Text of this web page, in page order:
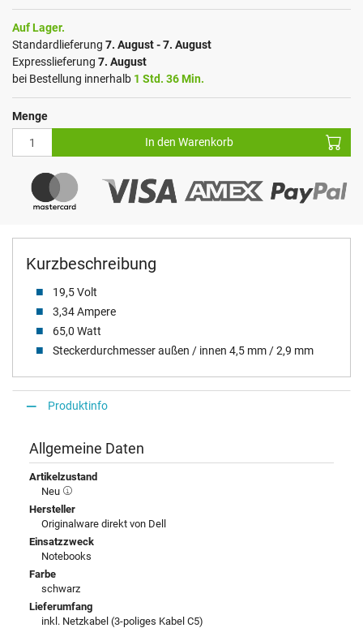
Kurzbeschreibung
19,5 Volt
3,34 Ampere
65,0 Watt
Steckerdurchmesser außen / innen 4,5 mm / 2,9 mm
Auf Lager.
Standardlieferung 7. August - 7. August
Expresslieferung 7. August
bei Bestellung innerhalb 1 Std. 36 Min.
Menge
In den Warenkorb
Produktinfo
Allgemeine Daten
Artikelzustand
Neu
Hersteller
Originalware direkt von Dell
Einsatzzweck
Notebooks
Farbe
schwarz
Lieferumfang
inkl. Netzkabel (3-poliges Kabel C5)